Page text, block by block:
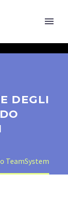
DEGLI
TeamSystem